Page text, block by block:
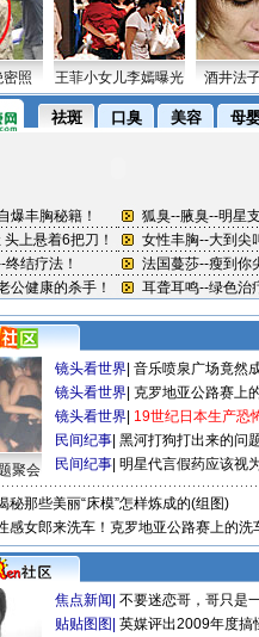
密照 王菲小女儿李嫣曝光 酒井法
聚会
镜头看世界 音乐喷泉广场竟然
镜头看世界 克罗地亚公路赛上
镜头看世界 19世纪日本生产恐
民间纪事 黑河打狗打出来的问
民间纪事 明星代言假药应该视
秘那些美丽“床模”怎样炼成的(组图)
感女郎来洗车！克罗地亚公路赛上的洗
焦点新闻 不要迷恋哥，哥只是
贴贴图图 英媒评出2009年度搞